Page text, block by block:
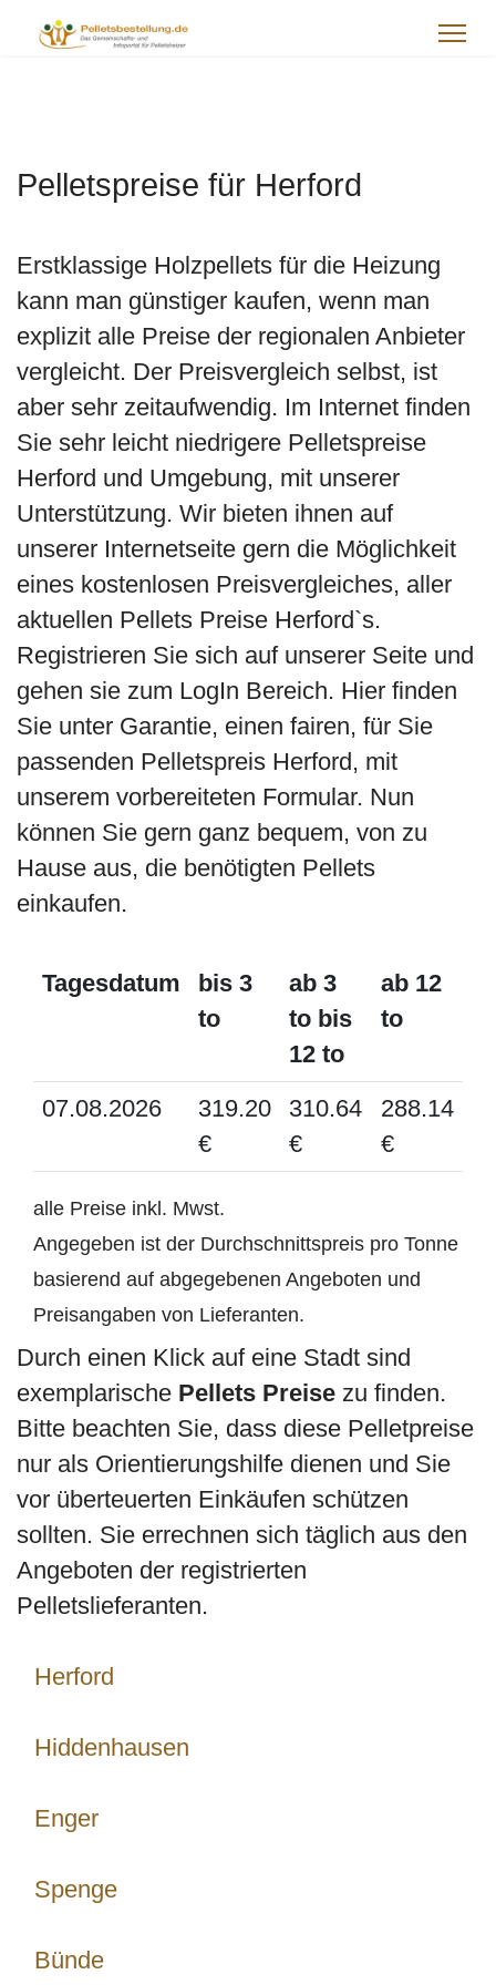
Pelletspreise für Herford
Erstklassige Holzpellets für die Heizung
kann man günstiger kaufen, wenn man
explizit alle Preise der regionalen Anbieter
vergleicht. Der Preisvergleich selbst, ist
aber sehr zeitaufwendig. Im Internet finden
Sie sehr leicht niedrigere Pelletspreise
Herford und Umgebung, mit unserer
Unterstützung. Wir bieten ihnen auf
unserer Internetseite gern die Möglichkeit
eines kostenlosen Preisvergleiches, aller
aktuellen Pellets Preise Herford`s.
Registrieren Sie sich auf unserer Seite und
gehen sie zum LogIn Bereich. Hier finden
Sie unter Garantie, einen fairen, für Sie
passenden Pelletspreis Herford, mit
unserem vorbereiteten Formular. Nun
können Sie gern ganz bequem, von zu
Hause aus, die benötigten Pellets
einkaufen.
Tagesdatum
bis 3
to
ab 3
to bis
12 to
ab 12
to
07.08.2026
319.20
€
310.64
€
288.14
€
alle Preise inkl. Mwst.
Angegeben ist der Durchschnittspreis pro Tonne
basierend auf abgegebenen Angeboten und
Preisangaben von Lieferanten.
Durch einen Klick auf eine Stadt sind
exemplarische Pellets Preise zu finden.
Bitte beachten Sie, dass diese Pelletpreise
nur als Orientierungshilfe dienen und Sie
vor überteuerten Einkäufen schützen
sollten. Sie errechnen sich täglich aus den
Angeboten der registrierten
Pelletslieferanten.
Herford
Hiddenhausen
Enger
Spenge
Bünde